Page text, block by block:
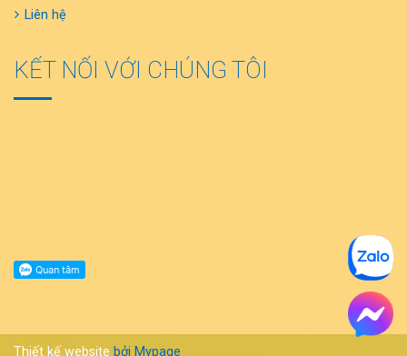
Liên hệ
KẾT NỐI VỚI CHÚNG TÔI
Thiết kế website bởi Mypage